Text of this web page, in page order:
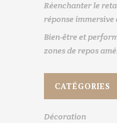
Réenchanter le
réponse
Bien-être et
zones de repos
CATÉGORIES
Décoration